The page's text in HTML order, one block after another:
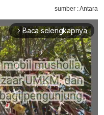
sumber : Antara
arrow_forward_ios Baca selengkapnya